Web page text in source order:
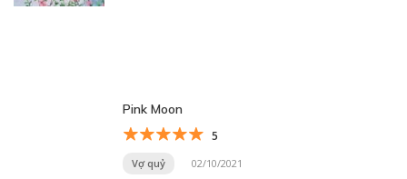
Pink Moon
5
Vợ quỷ 02/10/2021